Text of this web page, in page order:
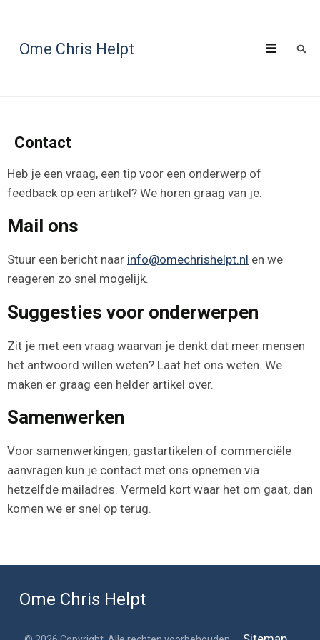
Ome Chris Helpt
Contact
Heb je een vraag, een tip voor een onderwerp of
feedback op een artikel? We horen graag van je.
Mail ons
Stuur een bericht naar info@omechrishelpt.nl en we
reageren zo snel mogelijk.
Suggesties voor onderwerpen
Zit je met een vraag waarvan je denkt dat meer mensen
het antwoord willen weten? Laat het ons weten. We
maken er graag een helder artikel over.
Samenwerken
Voor samenwerkingen, gastartikelen of commerciële
aanvragen kun je contact met ons opnemen via
hetzelfde mailadres. Vermeld kort waar het om gaat, dan
komen we er snel op terug.
Ome Chris Helpt